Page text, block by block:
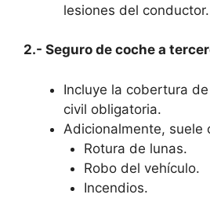
lesiones del conductor.
2.- Seguro de coche a
Incluye la cobertura
civil obligatoria.
Adicionalmente, suele
Rotura de lunas.
Robo del vehículo.
Incendios.